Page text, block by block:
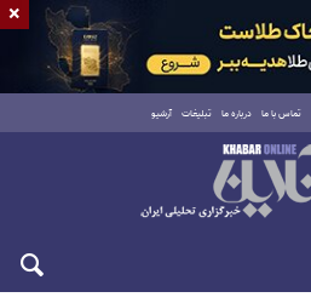
تماس با ما درباره ما تبلیغات آرشیو
×